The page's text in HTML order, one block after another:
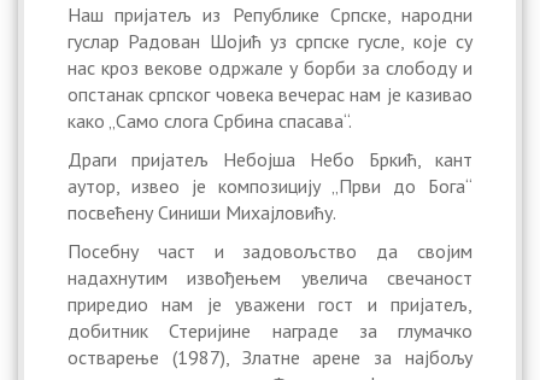
Наш пријатељ из Републике Српске, народни
гуслар Радован Шојић уз српске гусле, које су
нас кроз векове одржале у борби за слободу и
опстанак српског човека вечерас нам је казивао
како „Само слога Србина спасава“.
Драги пријатељ Небојша Небо Бркић, кант
аутор, извео је композицију „Први до Бога“
посвећену Синиши Михајловићу.
Посебну част и задовољство да својим
надахнутим извођењем увелича свечаност
приредио нам је уважени гост и пријатељ,
добитник Стеријине награде за глумачко
остварење (1987), Златне арене за најбољу